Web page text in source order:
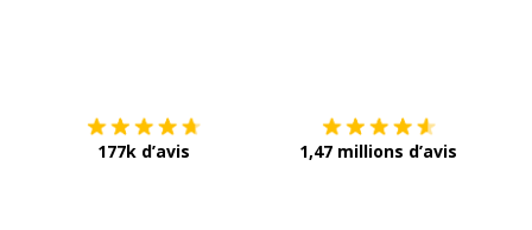
177k d’avis 1,47 millions d’avis